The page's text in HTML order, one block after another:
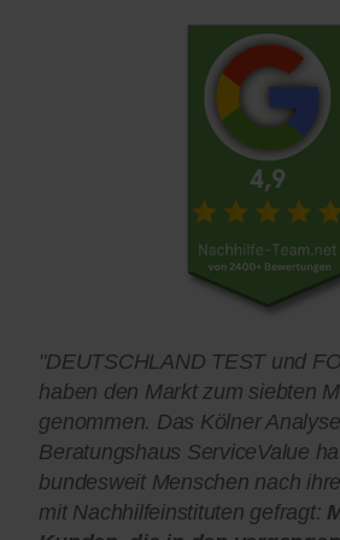
"DEUTSCHLAND TEST und
haben den Markt zum siebten
genommen. Das Kölner
Beratungshaus ServiceValue
bundesweit Menschen nach
mit Nachhilfeinstituten gefragt: